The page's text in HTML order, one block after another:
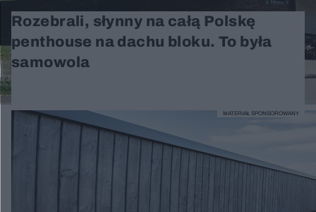
Rozebrali, słynny na całą Polskę
penthouse na dachu bloku. To była
samowola
MATERIAŁ SPONSOROWANY